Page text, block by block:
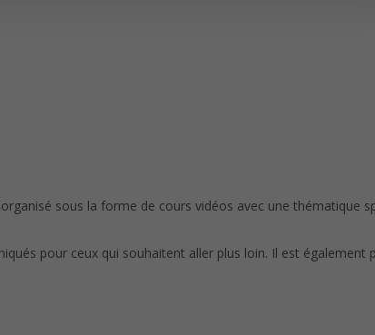
sous la forme de cours vidéos avec une thématique
pour ceux qui souhaitent aller plus loin. Il est également